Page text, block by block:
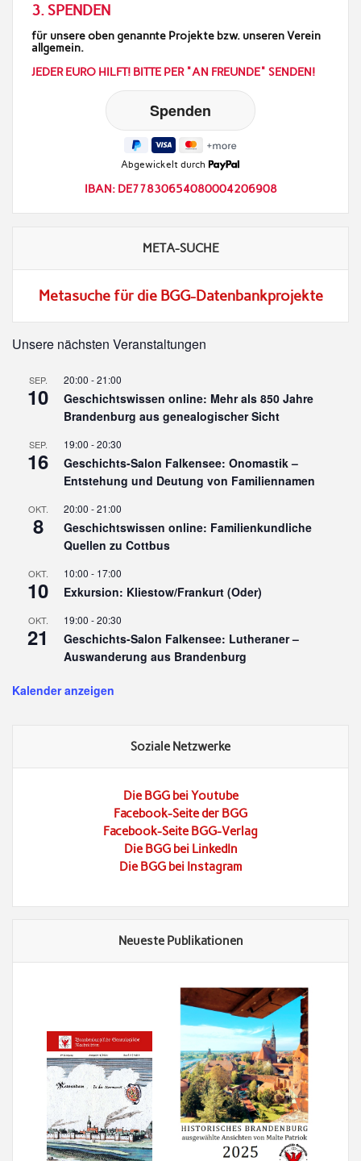
3. SPENDEN
für unsere oben genannte Projekte bzw. unseren Verein
allgemein.
JEDER EURO HILFT! BITTE PER "AN FREUNDE" SENDEN!
Abgewickelt durch
IBAN: DE77830654080004206908
META-SUCHE
Metasuche für die BGG-Datenbankprojekte
Unsere nächsten Veranstaltungen
SEP.
10
20:00 -21:00
Geschichtswissen online: Mehr als 850 Jahre
Brandenburg aus genealogischer Sicht
SEP.
16
19:00 -20:30
Geschichts-Salon Falkensee: Onomastik –
Entstehung und Deutung von Familiennamen
OKT.
8
20:00 -21:00
Geschichtswissen online: Familienkundliche
Quellen zu Cottbus
OKT.
10
10:00 - 17:00
Exkursion: Kliestow/Frankurt (Oder)
OKT.
21
19:00 -20:30
Geschichts-Salon Falkensee: Lutheraner –
Auswanderung aus Brandenburg
Kalender anzeigen
Soziale Netzwerke
Die BGG bei Youtube
Facebook-Seite der BGG
Facebook-Seite BGG-Verlag
Die BGG bei LinkedIn
Die BGG bei Instagram
Neueste Publikationen